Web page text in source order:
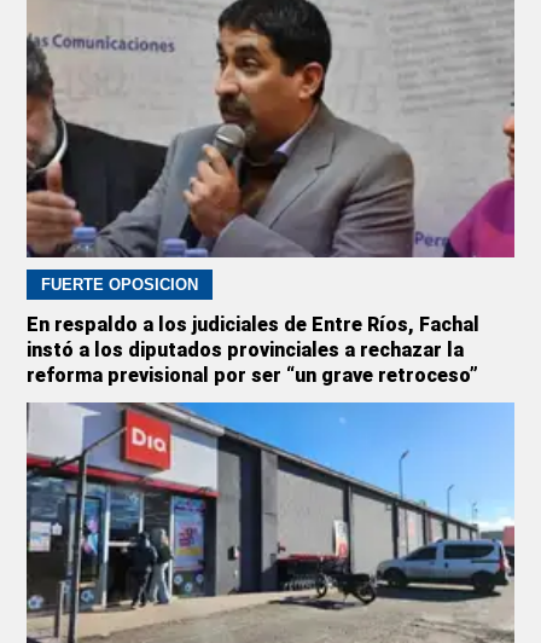
FUERTE OPOSICIÓN
En respaldo a los judiciales de Entre Ríos, Fachal
instó a los diputados provinciales a rechazar la
reforma previsional por ser “un grave retroceso”